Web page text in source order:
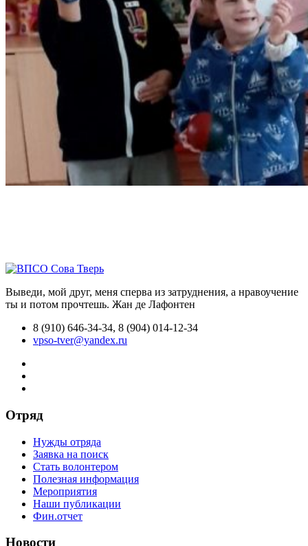
Выведи, мой друг, меня сперва из затруднения, а нравоучение
ты и потом прочтешь. Жан де Лафонтен
8 (910) 646-34-34, 8 (904) 014-12-34
vpso-tver@yandex.ru
Отряд
Нужды отряда
Заявка на поиск
Стать волонтером
Полезная информация
Мероприятия
Наши публикации
Фин.отчет
Новости